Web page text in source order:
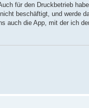
für den Druckbetrieb
beschäftigt, und werde
auch die App, mit der ich